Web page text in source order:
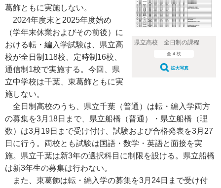
県立高校 全日制の課程
全 4 枚
拡大写真
葛飾ともに実施しない。
2024年度末と2025年度始め
（学年末休業およびその前後）に
おける転・編入学試験は、県立高
校が全日制118校、定時制16校、
通信制1校で実施する。今回、県
立中学校は千葉、東葛飾ともに実
施しない。
全日制高校のうち、県立千葉（普通）は転・編入学両方
の募集を3月18日まで、県立船橋（普通）・県立船橋（理
数）は3月19日まで受け付け、試験および合格発表を3月27
日に行う。両校とも試験は国語・数学・英語と面接を実
施。県立千葉は新3年の選択科目に制限を設ける。県立船橋
は新3年生の募集は行わない。
また、東葛飾は転・編入学の募集を3月24日まで受け付